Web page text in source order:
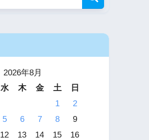
2026年8月
水 木 金 土
日
1
2
5 6 7 8
9
12 13 14 15
16